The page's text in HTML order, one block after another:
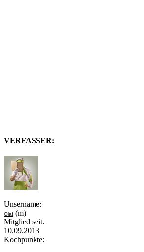
VERFASSER:
Unsername:
Olaf (m)
Mitglied seit:
10.09.2013
Kochpunkte: